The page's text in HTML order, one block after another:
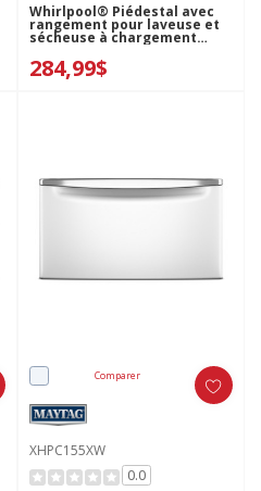
Whirlpool® Piédestal avec
rangement pour laveuse et
sécheuse à chargement
frontal, 15.5 po (39,4 cm)
WFP2715RU
284,99$
Comparer
XHPC155XW
0.0